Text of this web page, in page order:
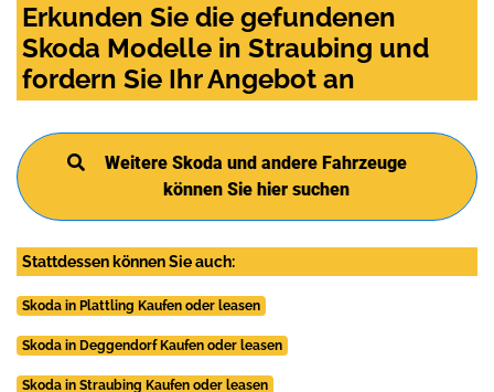
Erkunden Sie die gefundenen
Skoda Modelle in Straubing und
fordern Sie Ihr Angebot an
Weitere Skoda und andere Fahrzeuge
können Sie hier suchen
Stattdessen können Sie auch:
Skoda in Plattling Kaufen oder leasen
Skoda in Deggendorf Kaufen oder leasen
Skoda in Straubing Kaufen oder leasen